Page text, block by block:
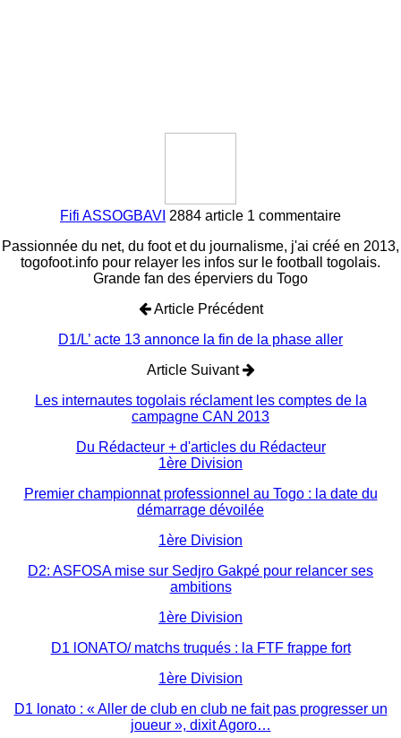
Fifi ASSOGBAVI 2884 article 1 commentaire
Passionnée du net, du foot et du journalisme, j'ai créé en 2013,
togofoot.info pour relayer les infos sur le football togolais.
Grande fan des éperviers du Togo
Article Précédent
D1/L’ acte 13 annonce la fin de la phase aller
Article Suivant
Les internautes togolais réclament les comptes de la
campagne CAN 2013
Du Rédacteur + d'articles du Rédacteur
1ère Division
Premier championnat professionnel au Togo : la date du
démarrage dévoilée
1ère Division
D2: ASFOSA mise sur Sedjro Gakpé pour relancer ses
ambitions
1ère Division
D1 lONATO/ matchs truqués : la FTF frappe fort
1ère Division
D1 lonato : « Aller de club en club ne fait pas progresser un
joueur », dixit Agoro…